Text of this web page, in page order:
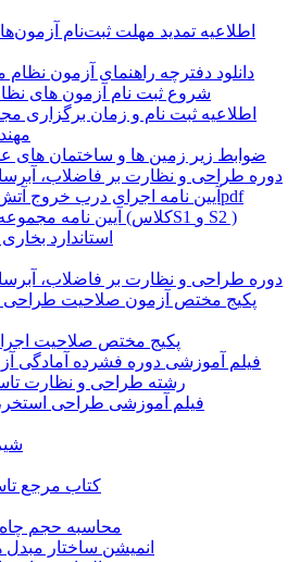
اطلاعیه تمدید مهلت ثبت‌نام
دانلود دفترچه راهنمای آزمون نظام
شروع ثبت نام آزمون های نظام
اطلاعیه ثبت نام و زمان برگزاری
ضوابط زیر زمین ها و ساختمان های
دوره طراحی و نظارت بر فاضلاب،
آیین نامه اجرای درب خروج آتش نشانی و دوربند+فایلpdf
آیین نامه مجموعه پمپ های آتش نشانی (کلاسS1 و S2 )
استاندارد
دوره طراحی و نظارت بر فاضلاب،
پکیج مختص آزمون صلاحیت طراحی
پکیج مختص صلاحیت
فیلم آموزشی دوره فشرده آمادگی
رشته طراحی و نظارت
فیلم آموزشی طراحی
کتاب مرجع
محاسبه حجم
انمیشن ساختار